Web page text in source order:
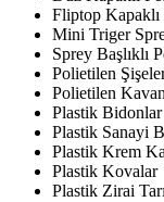
Fliptop Kapaklı
Mini Triger
Sprey Başlıklı
Polietilen
Polietilen
Plastik Bidonlar
Plastik Sanayi
Plastik Krem
Plastik Kovalar
Plastik Zirai